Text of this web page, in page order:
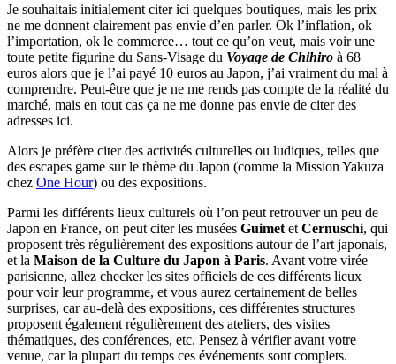
Je souhaitais initialement citer ici quelques boutiques, mais les prix
ne me donnent clairement pas envie d’en parler. Ok l’inflation, ok
l’importation, ok le commerce… tout ce qu’on veut, mais voir une
toute petite figurine du Sans-Visage du Voyage de Chihiro à 68
euros alors que je l’ai payé 10 euros au Japon, j’ai vraiment du mal à
comprendre. Peut-être que je ne me rends pas compte de la réalité du
marché, mais en tout cas ça ne me donne pas envie de citer des
adresses ici.
Alors je préfère citer des activités culturelles ou ludiques, telles que
des escapes game sur le thème du Japon (comme la Mission Yakuza
chez One Hour) ou des expositions.
Parmi les différents lieux culturels où l’on peut retrouver un peu de
Japon en France, on peut citer les musées Guimet et Cernuschi, qui
proposent très régulièrement des expositions autour de l’art japonais,
et la Maison de la Culture du Japon à Paris. Avant votre virée
parisienne, allez checker les sites officiels de ces différents lieux
pour voir leur programme, et vous aurez certainement de belles
surprises, car au-delà des expositions, ces différentes structures
proposent également régulièrement des ateliers, des visites
thématiques, des conférences, etc. Pensez à vérifier avant votre
venue, car la plupart du temps ces événements sont complets.